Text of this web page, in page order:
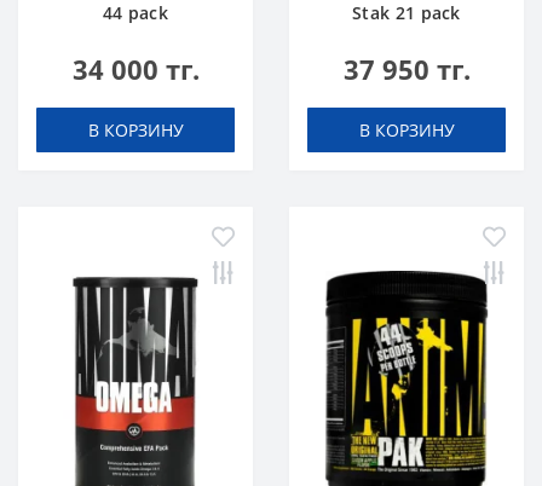
44 pack
34 000 тг.
В КОРЗИНУ
Stak 21 pack
37 950 тг.
В КОРЗИНУ